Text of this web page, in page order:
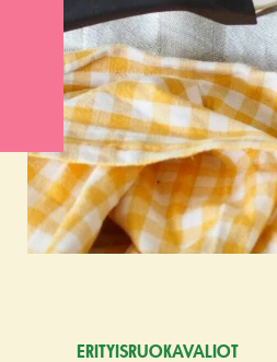
ERITYISRUO­KAVALIOT